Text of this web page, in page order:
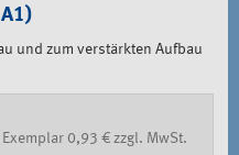
und zum verstärkten Aufbau
0,93 € zzgl. MwSt.